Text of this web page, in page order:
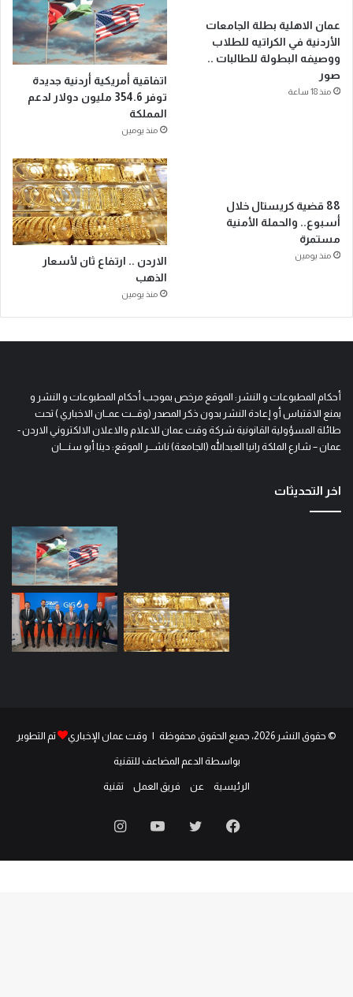
عمان الاهلية بطلة الجامعات
الأردنية في الكراتيه للطلاب
ووصيفه البطولة للطالبات ..
صور
منذ 18 ساعة
اتفاقية أمريكية أردنية جديدة
توفر 354.6 مليون دولار لدعم
المملكة
منذ يومين
88 قضية كريستال خلال
أسبوع.. والحملة الأمنية
مستمرة
منذ يومين
الاردن .. ارتفاع ثان لأسعار
الذهب
منذ يومين
أحكام المطبوعات و النشر: الموقع مرخص بموجب أحكام المطبوعات و النشر و
يمنع الاقتباس أو إعادة النشر بدون ذكر المصدر (وقـــت عمــان الاخباري ) تحت
طائلة المسؤولية القانونية شركة وقت عمان للاعلام والاعلان الالكتروني الاردن -
عمان – شارع الملكة رانيا العبدالله (الجامعة) ناشـــر الموقع: دينا أبو سنــــان
اخر التحديثات
© حقوق النشر 2026، جميع الحقوق محفوظة | وقت عمان الإخباري تم التطوير
بواسطة الدعم المضاعف للتقنية
الرئيسية عن فريق العمل تقنية